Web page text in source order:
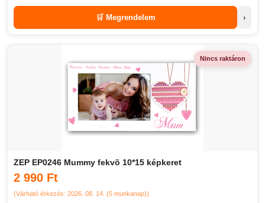
🛒 Megrendelem ›
Nincs raktáron
ZEP EP0246 Mummy fekvõ 10*15 képkeret
2 990 Ft
(Várható érkezés: 2026. 08. 14. (5 munkanap))